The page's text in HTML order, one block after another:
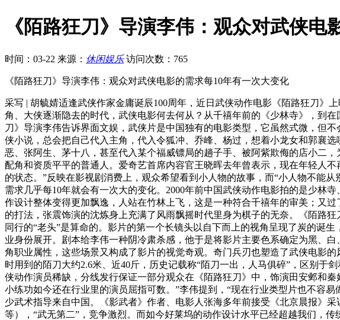
《陌路狂刀》导演李伟：观众对武侠
时间：03-22 来源： 休闲娱乐 访问次数：765
《陌路狂刀》导演李伟：观众对武侠电影的需求每10年有一次大变化
采写 | 胡毓婧适逢武侠作家金庸诞辰100周年，近日武侠动作电影《陌路狂刀》
角、大侠逐渐隐去的时代，武侠电影何去何从？从千禧年前的《少林寺》，到
刀》导演李伟告诉界面文娱，武侠片是中国独有的电影类型，它虽然式微，但
侠小说，总会把自己代入主角，代入令狐冲、乔峰、杨过，想着小龙女和郭襄
恶、张阿生、茅十八，甚至代入某个福威镖局的趟子手、被阿紫欺侮的店小二
配角和资质平平的普通人。爱奇艺首席内容官王晓晖去年曾表示，现在年轻人
的状态。”反映在影视剧消费上，观众希望看到小人物的故事，而“小人物不能
需求几乎每10年就会有一次大的变化。2000年前中国武侠动作电影拍的是少林
作设计整体变得更加飘逸，人站在竹林上飞，这是一种符合千禧年的审美；又
的打法，张震饰演的沈炼身上充满了风雨飘摇时代里身为棋子的无奈。《陌路
同行的“老头”是算命的。影片的第一个长镜头以自下而上的视角呈现了炭的诞
业身份展开。剧本给李伟一种阴冷肃杀感，他于是将影片主要色系确定为黑、
角职业属性，这些场景又构成了影片的视觉奇观。奇门兵刃也塑造了武侠电
时用到的陌刀大约2.6米、近40斤，历史记载称“陌刀一出，人马俱碎”，区别
侠动作演员稀缺，分线发行保证一部分观众在《陌路狂刀》中，饰演田安邺和
小练功如今还在行业里的演员屈指可数。”李伟提到，“现在行业类型片也不容
少武术指导来自中国。《影武者》作者、电影人张海多年前接受《北京晨报》
等），“武无第二”，竞争激烈。而如今好莱坞的动作设计水平已经超越我们，